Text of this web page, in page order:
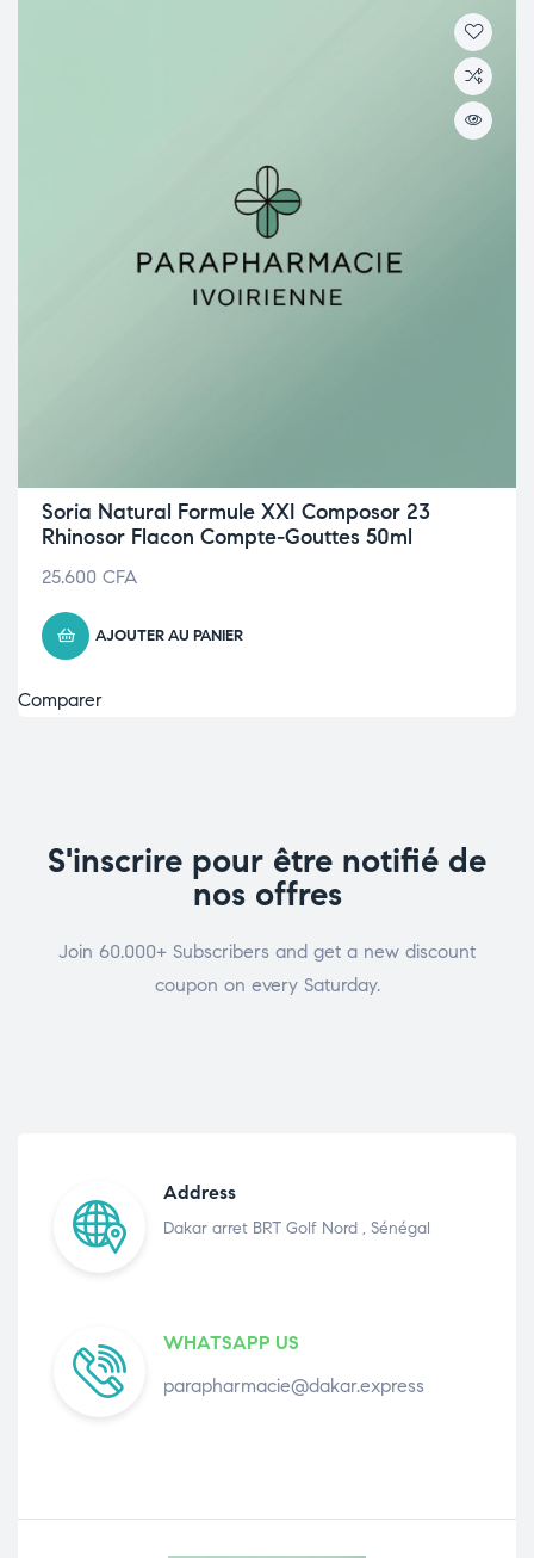
Soria Natural Formule XXI Composor 23
Rhinosor Flacon Compte-Gouttes 50ml
25.600 CFA
AJOUTER AU PANIER
Comparer
S'inscrire pour être notifié de
nos offres
Join 60.000+ Subscribers and get a new discount
coupon on every Saturday.
Address
Dakar arret BRT Golf Nord , Sénégal
WHATSAPP US
parapharmacie@dakar.express